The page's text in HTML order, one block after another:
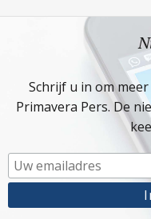
Schrijf u in om
Primavera Pers. De